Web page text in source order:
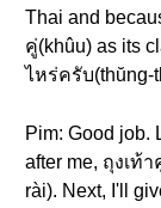
Thai and
คู่(khûu) as its
ไหร่ครับ(thŭng-
Pim: Good job.
after me, ถุงเท้
rài). Next, I'll